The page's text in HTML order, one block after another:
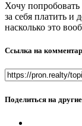
Хочу
за себя платить и
насколько это
Ссылка на
Поделиться на